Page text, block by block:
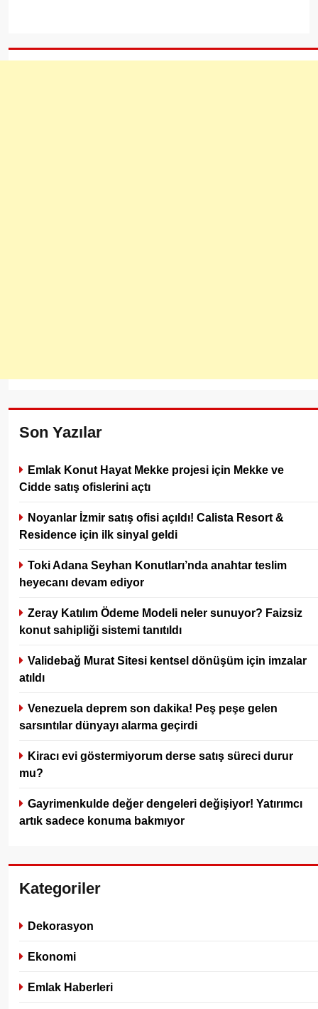
Son Yazılar
Emlak Konut Hayat Mekke projesi için Mekke ve
Cidde satış ofislerini açtı
Noyanlar İzmir satış ofisi açıldı! Calista Resort &
Residence için ilk sinyal geldi
Toki Adana Seyhan Konutları’nda anahtar teslim
heyecanı devam ediyor
Zeray Katılım Ödeme Modeli neler sunuyor? Faizsiz
konut sahipliği sistemi tanıtıldı
Validebağ Murat Sitesi kentsel dönüşüm için imzalar
atıldı
Venezuela deprem son dakika! Peş peşe gelen
sarsıntılar dünyayı alarma geçirdi
Kiracı evi göstermiyorum derse satış süreci durur
mu?
Gayrimenkulde değer dengeleri değişiyor! Yatırımcı
artık sadece konuma bakmıyor
Kategoriler
Dekorasyon
Ekonomi
Emlak Haberleri